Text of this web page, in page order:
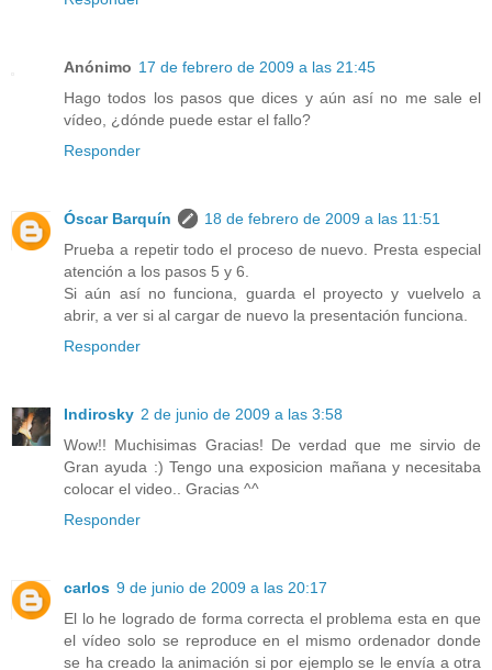
Anónimo 17 de febrero de 2009 a las 21:45
Hago todos los pasos que dices y aún así no me sale el
vídeo, ¿dónde puede estar el fallo?
Responder
Óscar Barquín
18 de febrero de 2009 a las 11:51
Prueba a repetir todo el proceso de nuevo. Presta especial
atención a los pasos 5 y 6.
Si aún así no funciona, guarda el proyecto y vuelvelo a
abrir, a ver si al cargar de nuevo la presentación funciona.
Responder
Indirosky 2 de junio de 2009 a las 3:58
Wow!! Muchisimas Gracias! De verdad que me sirvio de
Gran ayuda :) Tengo una exposicion mañana y necesitaba
colocar el video.. Gracias ^^
Responder
carlos 9 de junio de 2009 a las 20:17
El lo he logrado de forma correcta el problema esta en que
el vídeo solo se reproduce en el mismo ordenador donde
se ha creado la animación si por ejemplo se le envía a otra